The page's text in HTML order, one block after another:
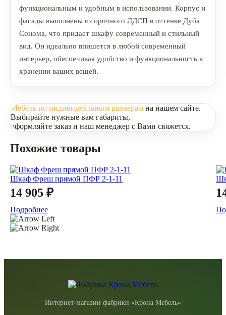
функциональным и удобным в использовании. Корпус и
фасады выполнены из прочного ЛДСП в оттенке Дуба
Сонома, что придает шкафу современный и стильный
вид. Он идеально впишется в любой современный
интерьер, обеспечивая удобство и функциональность в
хранении ваших вещей.
Мебель по индивидуальным размерам на нашем сайте.
Выбирайте нужные вам габариты,
оформляйте заказ и наш менеджер с Вами свяжется.
Похожие товары
Шкаф Фреш прямой ПФР 2-1-11
14 905 ₽
Подробнее
Интернет-магазин фабрики «Крона Мебель»